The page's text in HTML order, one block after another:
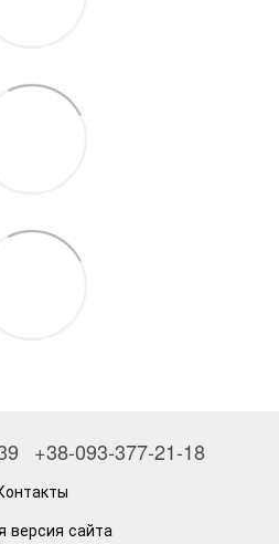
+38-093-377-21-18
версия сайта